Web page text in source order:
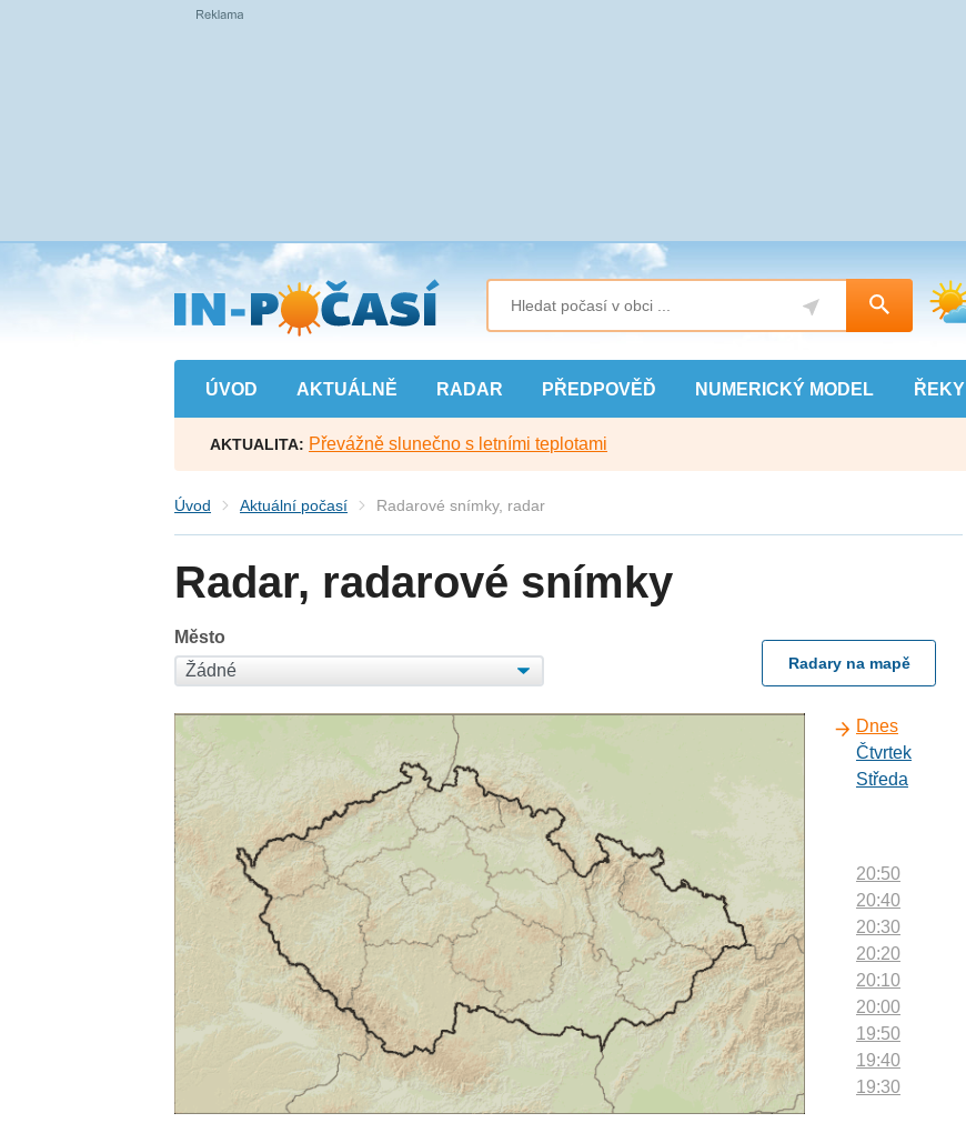
Přejít
na
hlavní
obsah
ÚVOD AKTUÁLNĚ RADAR PŘEDPOVĚĎ NUMERICKÝ MODEL ŘEKY
AKTUALITA: Převážně slunečno s letními teplotami
Úvod Aktuální počasí Radarové snímky, radar
Radar, radarové snímky
Město
Radary na mapě
Dnes
Čtvrtek
Středa
20:50
20:40
20:30
20:20
20:10
20:00
19:50
19:40
19:30